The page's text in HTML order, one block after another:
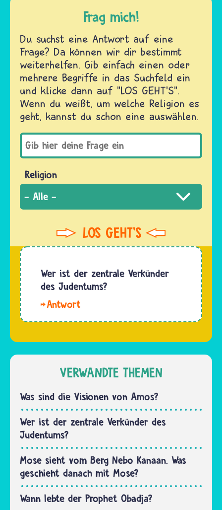
Frag mich!
Du suchst eine Antwort auf eine
Frage? Da können wir dir bestimmt
weiterhelfen. Gib einfach einen oder
mehrere Begriffe in das Suchfeld ein
und klicke dann auf "LOS GEHT'S".
Wenn du weißt, um welche Religion es
geht, kannst du schon eine auswählen.
Religion
Wer ist der zentrale Verkünder
des Judentums?
gibt es
das Wort
"Verkünder"
Aber es
gibt viele
Propheten.
Der
wichtigste
von
ihnen
ist…
VERWANDTE THEMEN
Was sind die Visionen von Amos?
Wer ist der zentrale Verkünder des
Judentums?
Mose sieht vom Berg Nebo Kanaan. Was
geschieht danach mit Mose?
Wann lebte der Prophet Obadja?